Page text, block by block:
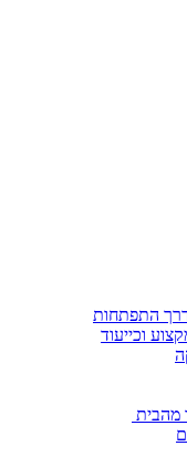
התפתחות
וכייעוד
מהבית